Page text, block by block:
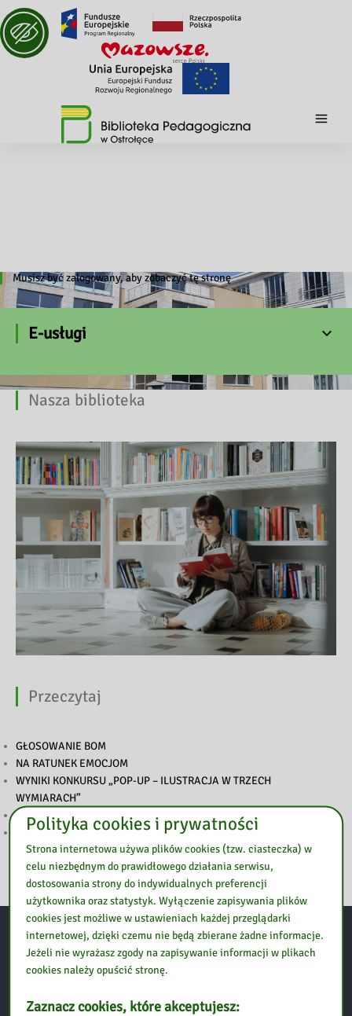
Musisz być zalogowany, aby zobaczyć tę stronę
E-usługi
Nasza biblioteka
Przeczytaj
GŁOSOWANIE BOM
NA RATUNEK EMOCJOM
WYNIKI KONKURSU „POP-UP – ILUSTRACJA W TRZECH
WYMIARACH”
PODSUMOWANIE TYGODNIA BIBLIOTEK
ZAPROSZENIE NA TYDZIEŃ BIBLIOTEK
Kontakt:
Biblioteka Pedagogiczna w Ostrołęce, Filia w Przasnyszu
Polityka cookies i prywatności
Strona internetowa używa plików cookies (tzw. ciasteczka) w
celu niezbędnym do prawidłowego działania serwisu,
dostosowania strony do indywidualnych preferencji
użytkownika oraz statystyk. Wyłączenie zapisywania plików
cookies jest możliwe w ustawieniach każdej przeglądarki
internetowej, dzięki czemu nie będą zbierane żadne informacje.
Jeżeli nie wyrażasz zgody na zapisywanie informacji w plikach
cookies należy opuścić stronę.
Zaznacz cookies, które akceptujesz: